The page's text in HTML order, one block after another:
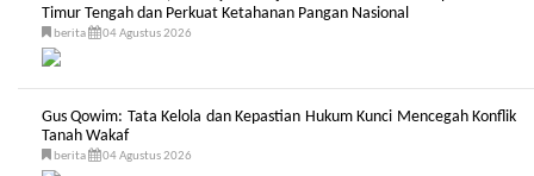
Timur Tengah dan Perkuat Ketahanan Pangan Nasional
berita 04 Agustus 2026
Gus Qowim: Tata Kelola dan Kepastian Hukum Kunci Mencegah Konflik
Tanah Wakaf
berita 04 Agustus 2026